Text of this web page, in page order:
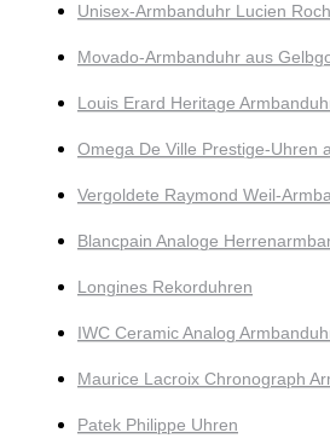
Unisex-Armbanduhr Lucien
Movado-Armbanduhr aus
Louis Erard Heritage
Omega De Ville Prestige-Uhren
Vergoldete Raymond Weil-
Blancpain Analoge
Longines Rekorduhren
IWC Ceramic Analog
Maurice Lacroix Chronograph
Patek Philippe Uhren